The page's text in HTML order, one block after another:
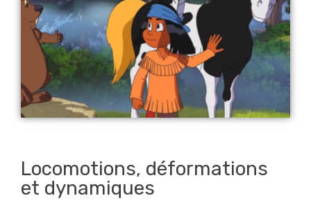
Locomotions, déformations
et dynamiques